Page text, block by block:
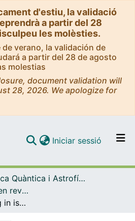
d'estiu, la validació
a partir del 28
les molèsties.
verano, la validación de
a partir del 28 de agosto
molestias
document validation will
28, 2026. We apologize for
Navega per tot el DD
Iniciar sessió (current)
Física Quàntica i Astrofísica
Articles publicats en revistes (Física Quàntica i Astrofísica)
Electron scattering in isotonic chains as a probe of the proton shell structure of unstable nuclei